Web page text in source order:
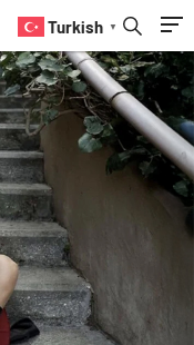
Turkish ▼